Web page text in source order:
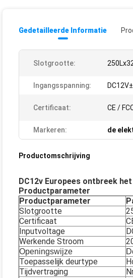
Gedetailleerde Informatie
Slotgrootte:
Ingangsspanning:
Certificaat: CE /
Markeren: de
Productomschrijving
DC12v Europees ontbreek
Productparameter
Productparameter
Slotgrootte
Certificaat
Inputvoltage
Werkende Stroom
Openingswijze
Toepasselijk deurtype
Tijdvertraging